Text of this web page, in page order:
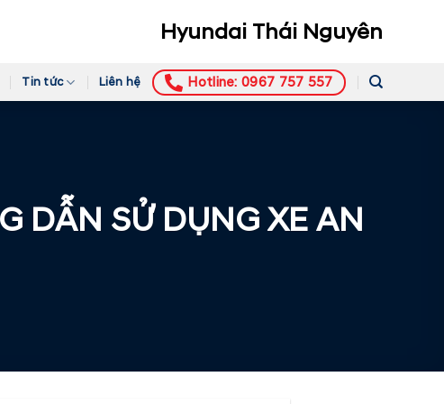
Hyundai Thái Nguyên
Tin tức Liên hệ Hotline: 0967 757 557
DẪN SỬ DỤNG XE AN